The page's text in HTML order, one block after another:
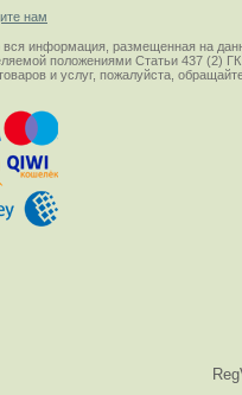
нам
информация, размещенная на
положениями Статьи 437 (2)
и услуг, пожалуйста,